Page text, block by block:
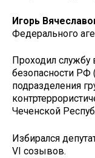
Игорь
Федерального
Проходил
безопасности РФ
подразделения
Чеченской
Избирался
VI созывов.